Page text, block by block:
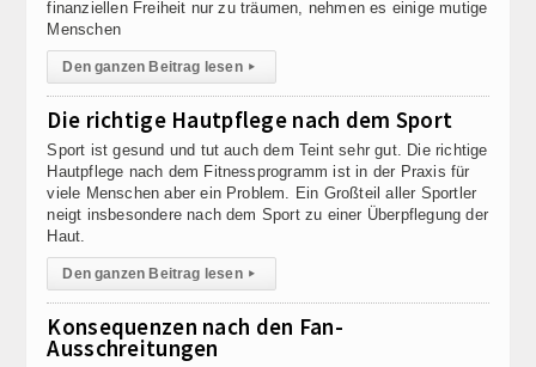
finanziellen Freiheit nur zu träumen, nehmen es einige mutige
Menschen
Den ganzen Beitrag lesen ▸
Die richtige Hautpflege nach dem Sport
Sport ist gesund und tut auch dem Teint sehr gut. Die richtige
Hautpflege nach dem Fitnessprogramm ist in der Praxis für
viele Menschen aber ein Problem. Ein Großteil aller Sportler
neigt insbesondere nach dem Sport zu einer Überpflegung der
Haut.
Den ganzen Beitrag lesen ▸
Konsequenzen nach den Fan-
Ausschreitungen